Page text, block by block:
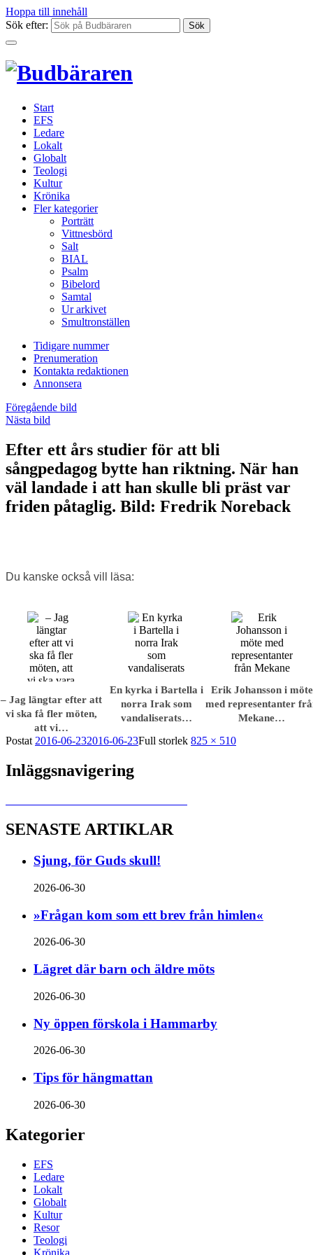
Hoppa till innehåll
Sök efter:
Start
EFS
Ledare
Lokalt
Globalt
Teologi
Kultur
Krönika
Fler kategorier
Porträtt
Vittnesbörd
Salt
BIAL
Psalm
Bibelord
Samtal
Ur arkivet
Smultronställen
Tidigare nummer
Prenumeration
Kontakta redaktionen
Annonsera
Föregående bild
Nästa bild
Efter ett års studier för att bli
sångpedagog bytte han riktning. När han
väl landade i att han skulle bli präst var
friden påtaglig. Bild: Fredrik Noreback
Du kanske också vill läsa:
– Jag längtar efter att
vi ska få fler möten,
att vi…
En kyrka i Bartella i
norra Irak som
vandaliserats…
Erik Johansson i möte
med representanter
Mekane…
Postat 2016-06-232016-06-23Full storlek 825 × 510
Inläggsnavigering
SENASTE ARTIKLAR
Sjung, för Guds skull!
2026-06-30
»Frågan kom som ett brev från himlen«
2026-06-30
Lägret där barn och äldre möts
2026-06-30
Ny öppen förskola i Hammarby
2026-06-30
Tips för hängmattan
2026-06-30
Kategorier
EFS
Ledare
Lokalt
Globalt
Kultur
Resor
Teologi
Krönika